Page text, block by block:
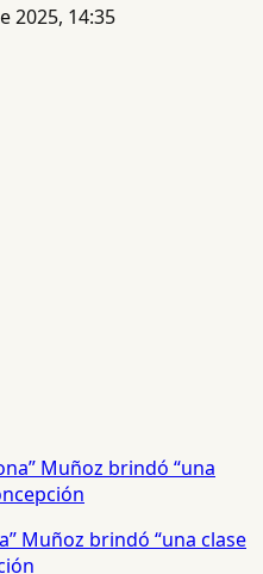
2025, 14:35
Muñoz brindó “una clase